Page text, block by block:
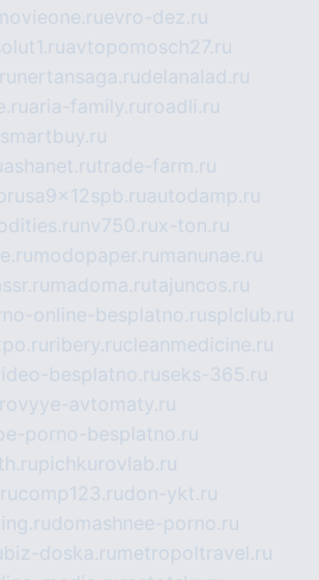
movieone.ruevro-dez.ru
avtopomosch27.ru
nertansaga.rudelanalad.ru
aria-family.ru roadli.ru
ashanet.rutrade-farm.ru
autodamp.ru
nv750.rux-ton.ru
modopaper.ru manunae.ru
madoma.rutajuncos.ru
online-besplatno.rusplclub.ru
ribery.rucleanmedicine.ru
besplatno.ruseks-365.ru
avtomaty.ru
porno-besplatno.ru
pichkurovlab.ru
comp123.rudon-ykt.ru
domashnee-porno.ru
biz-doska.ru metropoltravel.ru